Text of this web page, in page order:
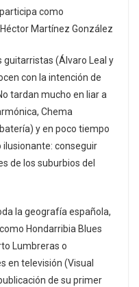
como
Martínez González
guitarristas (Álvaro Leal y
con la intención de
tardan mucho en liar a
Chema
y en poco tiempo
conseguir
de los suburbios del
la geografía española,
Hondarribia Blues
Lumbreras o
en televisión (Visual
de su primer